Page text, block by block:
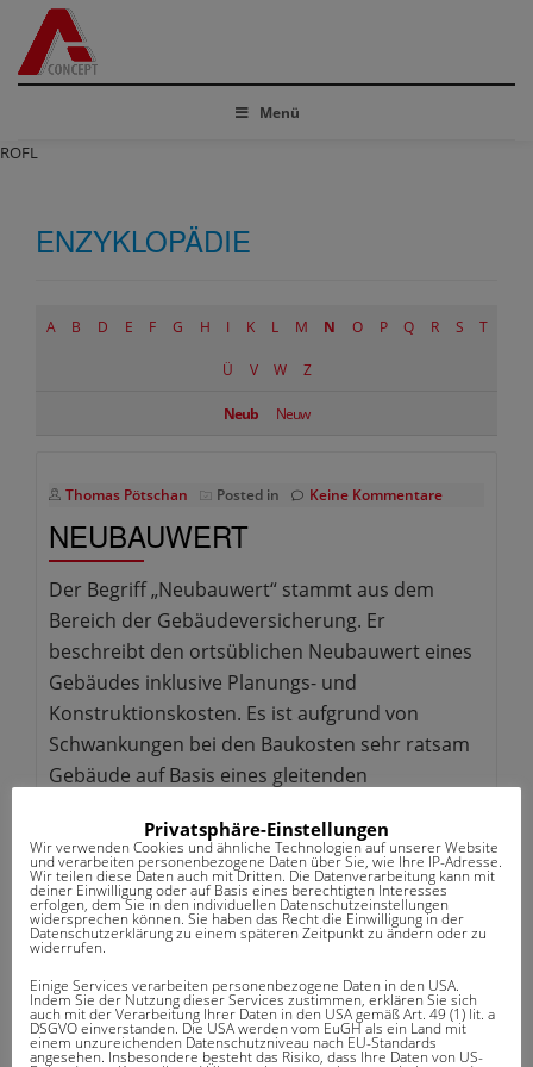
Menü
ROFL
ENZYKLOPÄDIE
A B D E F G H I K L M N O P Q R S T
Ü V W Z
Neub Neuw
Thomas Pötschan Posted in Keine Kommentare
NEUBAUWERT
Der Begriff „Neubauwert“ stammt aus dem
Bereich der Gebäudeversicherung. Er
beschreibt den ortsüblichen Neubauwert eines
Gebäudes inklusive Planungs- und
Konstruktionskosten. Es ist aufgrund von
Schwankungen bei den Baukosten sehr ratsam
Gebäude auf Basis eines gleitenden
WUSSTEN SIE SCHON?
Privatsphäre-Einstellungen
Wir verwenden Cookies und ähnliche Technologien auf unserer Website
und verarbeiten personenbezogene Daten über Sie, wie Ihre IP-Adresse.
Wir teilen diese Daten auch mit Dritten. Die Datenverarbeitung kann mit
deiner Einwilligung oder auf Basis eines berechtigten Interesses
erfolgen, dem Sie in den individuellen Datenschutzeinstellungen
widersprechen können. Sie haben das Recht die Einwilligung in der
Datenschutzerklärung zu einem späteren Zeitpunkt zu ändern oder zu
widerrufen.
Einige Services verarbeiten personenbezogene Daten in den USA.
Indem Sie der Nutzung dieser Services zustimmen, erklären Sie sich
auch mit der Verarbeitung Ihrer Daten in den USA gemäß Art. 49 (1) lit. a
DSGVO einverstanden. Die USA werden vom EuGH als ein Land mit
einem unzureichenden Datenschutzniveau nach EU-Standards
angesehen. Insbesondere besteht das Risiko, dass Ihre Daten von US-